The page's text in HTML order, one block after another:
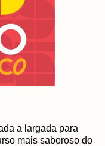
a largada para
mais saboroso do